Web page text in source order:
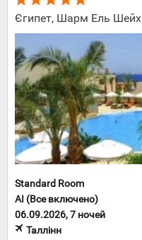
Єгипет, Шарм Ель Шейх
Standard Room
AI (Все включено)
06.09.2026, 7 ночей
Таллінн